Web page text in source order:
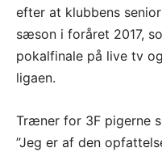
efter at klubbens
sæson i foråret 2017,
pokalfinale på live tv
ligaen.
Træner for 3F pigerne
”Jeg er af den